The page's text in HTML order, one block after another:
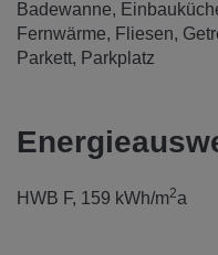
Badewanne
Fernwärme
Fliesen
Parkett
Parkplatz
HWB F, 159 kWh/m2a